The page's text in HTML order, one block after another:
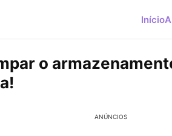
Início
o
ANÚNCIOS